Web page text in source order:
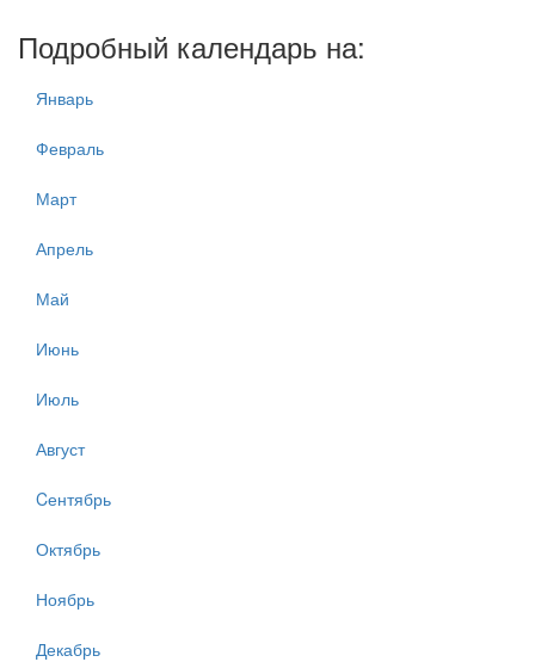
Подробный календарь на:
Январь
Февраль
Март
Апрель
Май
Июнь
Июль
Август
Cентябрь
Октябрь
Ноябрь
Декабрь